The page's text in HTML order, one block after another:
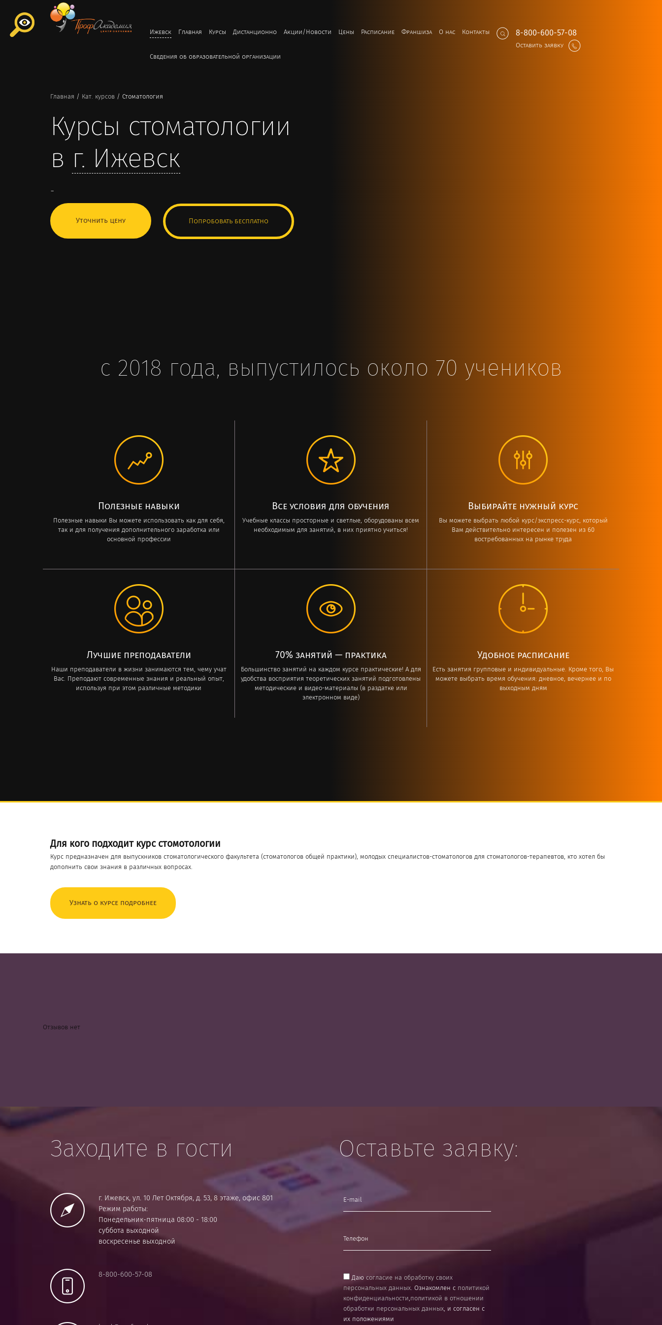
Ижевск Главная Курсы Дистанционно Акции/Новости Цены Расписание Франшиза О нас Контакты 8-800-600-57-08
Оставить заявку
Сведения об образовательной организации
Главная / Кат. курсов / Стоматология
Курсы стоматологии
в г. Ижевск
-
Уточнить цену Попробовать бесплатно
с 2018 года, выпустилось около 70 учеников
Полезные навыки
Полезные навыки Вы можете использовать как для себя,
так и для получения дополнительного заработка или
основной профессии
Все условия для обучения
Учебные классы просторные и светлые, оборудованы всем
необходимым для занятий, в них приятно учиться!
Выбирайте нужный курс
Вы можете выбрать любой курс/экспресс-курс, который
Вам действительно интересен и полезен из 60
востребованных на рынке труда
Лучшие преподаватели
Наши преподаватели в жизни занимаются тем, чему учат
Вас. Преподают современные знания и реальный опыт,
используя при этом различные методики
70% занятий — практика
Большинство занятий на каждом курсе практические! А для
удобства восприятия теоретических занятий подготовлены
методические и видео-материалы (в раздатке или
электронном виде)
Удобное расписание
Есть занятия групповые и индивидуальные. Кроме того, Вы
можете выбрать время обучения: дневное, вечернее и по
выходным дням
Для кого подходит курс стомотологии
Курс предназначен для выпускников стоматологического факультета (стоматологов общей практики), молодых специалистов-стоматологов для стоматологов-терапевтов, кто хотел бы
дополнить свои знания в различных вопросах.
Узнать о курсе подробнее
Отзывов нет
Заходите в гости
г. Ижевск, ул. 10 Лет Октября, д. 53, 8 этаже, офис 801
Режим работы:
Понедельник-пятница 08:00 - 18:00
суббота выходной
воскресенье выходной
8-800-600-57-08
Оставьте заявку:
Даюсогласие на обработку своих
персональных данных. Ознакомлен с политикой
конфиденциальности,политикой в отношении
обработки персональных данных, и согласен с
их положениями